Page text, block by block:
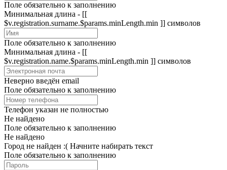
Поле обязательно к заполнению
Минимальная длина - [[
$v.registration.surname.$params.minLength.min ]] символов
Поле обязательно к заполнению
Минимальная длина - [[
$v.registration.name.$params.minLength.min ]] символов
Неверно введён email
Поле обязательно к заполнению
Телефон указан не полностью
Не найдено
Поле обязательно к заполнению
Не найдено
Город не найден :( Начните набирать текст
Поле обязательно к заполнению